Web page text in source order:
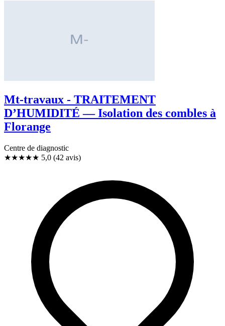
Mt-travaux - TRAITEMENT
D’HUMIDITÉ — Isolation des combles à
Florange
Centre de diagnostic
★★★★★ 5,0 (42 avis)